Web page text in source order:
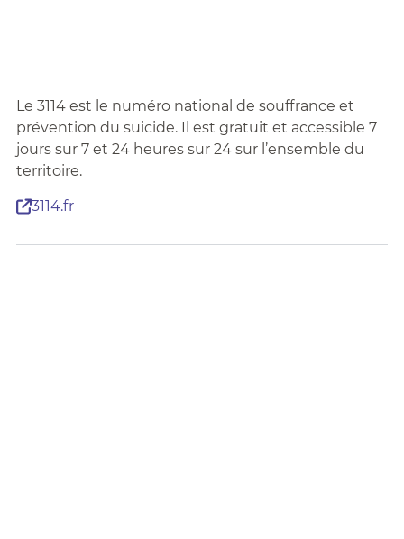
Le 3114 est le numéro national de souffrance et
prévention du suicide. Il est gratuit et accessible 7
jours sur 7 et 24 heures sur 24 sur l’ensemble du
territoire.
3114.fr